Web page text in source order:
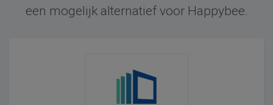
een mogelijk alternatief voor Happybee.